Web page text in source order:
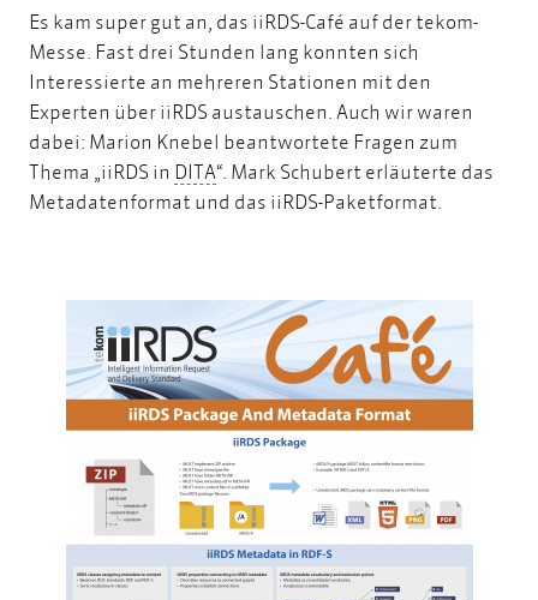
Es kam super gut an, das iiRDS-Café auf der tekom-
Messe. Fast drei Stunden lang konnten sich
Interessierte an mehreren Stationen mit den
Experten über iiRDS austauschen. Auch wir waren
dabei: Marion Knebel beantwortete Fragen zum
Thema „iiRDS in DITADITA
“. Mark Schubert erläuterte das
Metadatenformat und das iiRDS-Paketformat.